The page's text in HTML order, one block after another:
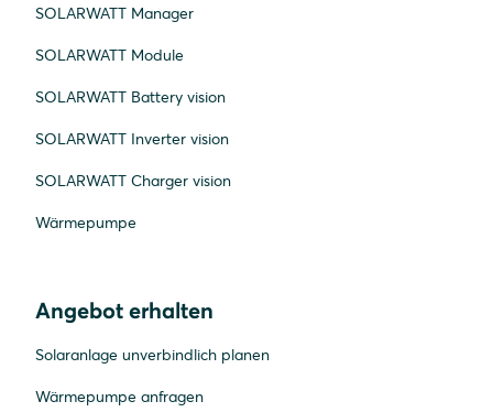
SOLARWATT Manager
SOLARWATT Module
SOLARWATT Battery vision
SOLARWATT Inverter vision
SOLARWATT Charger vision
Wärmepumpe
Angebot erhalten
Solaranlage unverbindlich planen
Wärmepumpe anfragen